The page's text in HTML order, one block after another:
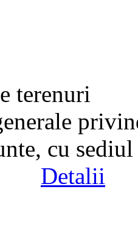
terenuri
cu
Detalii